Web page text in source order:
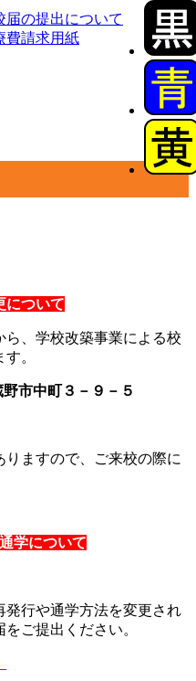
届の提出について
費請求用紙
について
、学校改築事業による校
。
市中町３－９－５
ますので、ご来校の際に
学について
行や通学方法を変更され
ご提出ください。